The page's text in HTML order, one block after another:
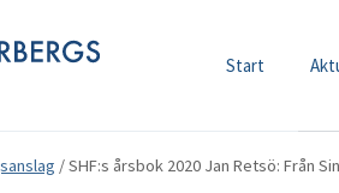
Start
/SHF:s årsbok 2020 Jan Retsö: Från